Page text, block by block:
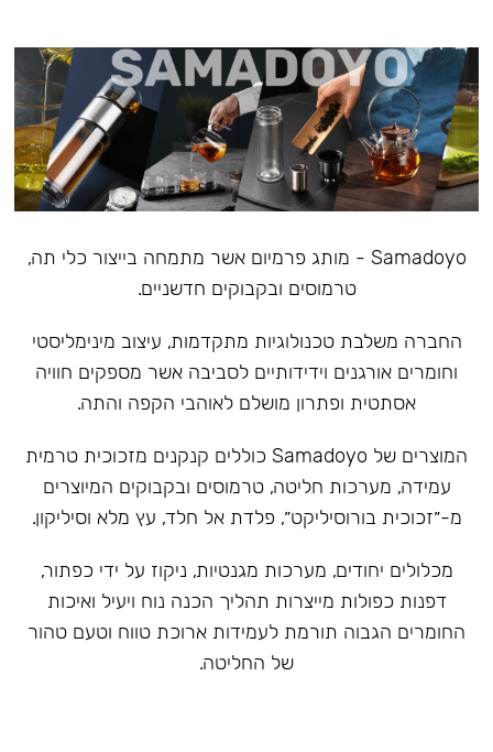
Samadoyo - מותג פרמיום אשר מתמחה בייצור כלי תה,
טרמוסים ובקבוקים חדשניים.
‏החברה משלבת טכנולוגיות מתקדמות, עיצוב מינימליסטי
וחומרים אורגנים וידידותיים לסביבה אשר מספקים חוויה
אסתטית ופתרון מושלם לאוהבי הקפה והתה.
המוצרים של Samadoyo כוללים קנקנים מזכוכית טרמית
עמידה, מערכות חליטה, טרמוסים ובקבוקים המיוצרים
מ-״זכוכית בורוסיליקט״, פלדת אל חלד, עץ מלא וסיליקון.
מכלולים יחודים, מערכות מגנטיות, ניקוז על ידי כפתור,
דפנות כפולות מייצרות תהליך הכנה נוח ויעיל ואיכות
החומרים הגבוה תורמת לעמידות ארוכת טווח וטעם טהור
של החליטה.